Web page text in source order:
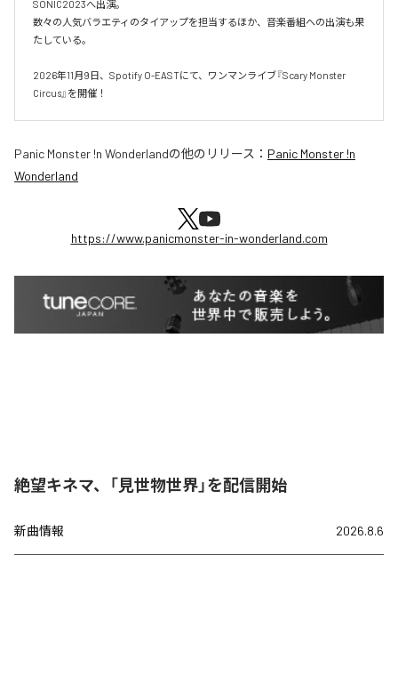
SONIC2023へ出演。
数々の人気バラエティのタイアップを担当するほか、音楽番組への出演も果
たしている。
2026年11月9日、Spotify O-EASTにて、ワンマンライブ『Scary Monster
Circus』を開催！
Panic Monster !n Wonderlandの他のリリース： Panic Monster !n
Wonderland
https://www.panicmonster-in-wonderland.com
絶望キネマ、「見世物世界」を配信開始
新曲情報 2026.8.6